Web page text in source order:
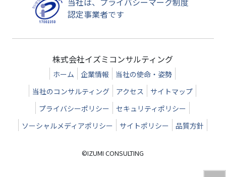
認定事業者です
株式会社イズミコンサルティング
ホーム 企業情報
当社の使命・姿勢
当社のコンサルティング
アクセス
サイトマップ
プライバシーポリシー
セキュリティポリシー
ソーシャルメディアポリシー
サイトポリシー 品質方針
©IZUMI CONSULTING